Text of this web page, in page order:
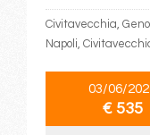
Civitavecchia,
Napoli,
03/06/
€ 535